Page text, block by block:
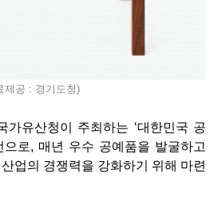
제공 : 경기도청)
가유산청이 주최하는 ‘대한민국 공
으로, 매년 우수 공예품을 발굴하고
업의 경쟁력을 강화하기 위해 마련